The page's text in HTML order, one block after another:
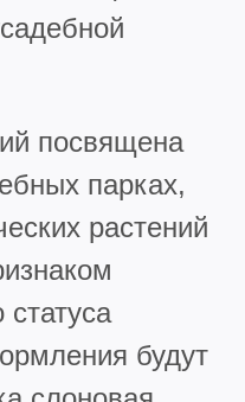
посвящена
парках,
растений
будут